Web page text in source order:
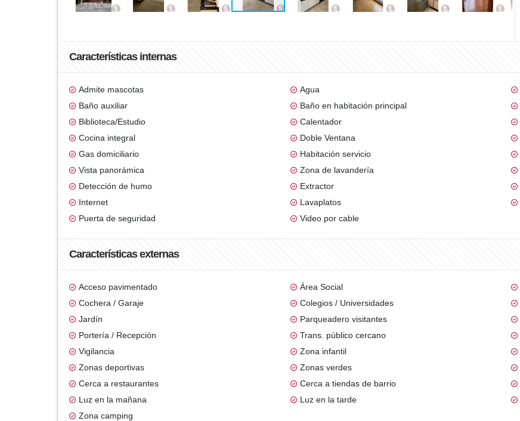
Características internas
Admite mascotas Agua
Baño auxiliar
Baño en habitación principal
Biblioteca/Estudio
Calentador
Cocina integral
Doble Ventana
Gas domiciliario
Habitación servicio
Vista panorámica
Zona de lavandería
Detección de humo
Extractor
Internet
Lavaplatos
Puerta de seguridad
Video por cable
Características externas
Acceso pavimentado Área Social
Cochera / Garaje
Colegios / Universidades
Jardín
Parqueadero visitantes
Portería / Recepción
Trans. público cercano
Vigilancia
Zona infantil
Zonas deportivas
Zonas verdes
Cerca a restaurantes
Cerca a tiendas de barrio
Luz en la mañana
Luz en la tarde
Zona camping